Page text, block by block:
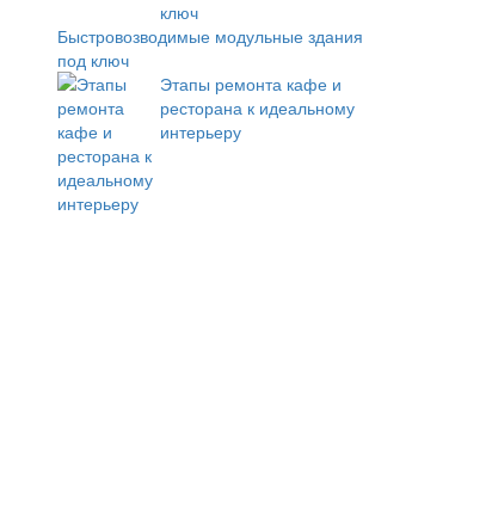
Быстровозводимые модульные здания
под ключ
Этапы ремонта кафе и
ресторана к идеальному
интерьеру